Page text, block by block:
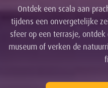
Ontdek een scala aan
tijdens een onvergetelijke
sfeer op een terrasje,
museum of verken de